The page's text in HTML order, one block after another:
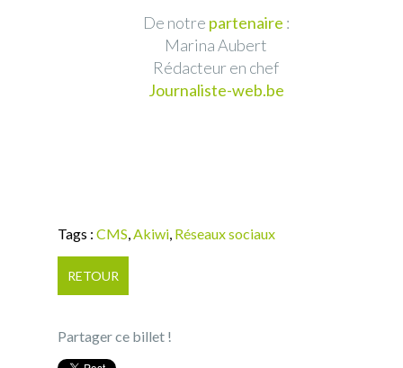
De notre partenaire :
Marina Aubert
Rédacteur en chef
Journaliste-web.be
Tags : CMS Akiwi Réseaux sociaux
RETOUR
Partager ce billet !